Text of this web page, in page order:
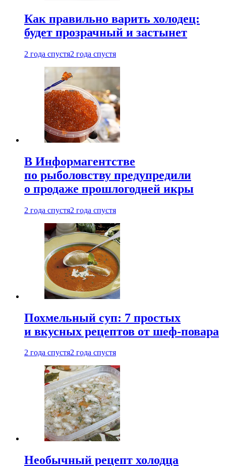
Как правильно варить холодец:
будет прозрачный и застынет
2 года спустя2 года спустя
В Информагентстве
по рыболовству предупредили
о продаже прошлогодней икры
2 года спустя2 года спустя
Похмельный суп: 7 простых
и вкусных рецептов от шеф-повара
2 года спустя2 года спустя
Необычный рецепт холодца